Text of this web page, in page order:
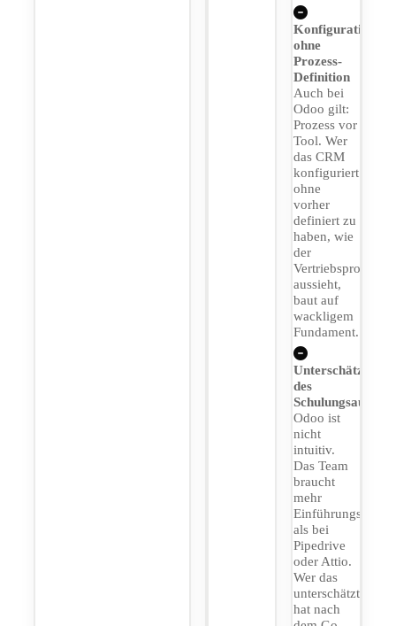
Konfiguration
ohne
Prozess-
Definition
Auch bei
Odoo gilt:
Prozess vor
Tool. Wer
das CRM
konfiguriert
ohne
vorher
definiert zu
haben, wie
der
Vertriebsprozess
aussieht,
baut auf
wackligem
Fundament.
Unterschätzung
des
Odoo ist
nicht
intuitiv.
Das Team
braucht
mehr
Einführungszeit
als bei
Pipedrive
oder Attio.
Wer das
unterschätzt,
hat nach